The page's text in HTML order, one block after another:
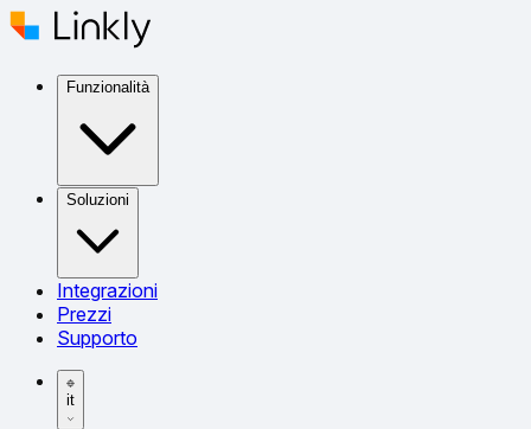
Funzionalità
Soluzioni
Integrazioni
Prezzi
Supporto
it